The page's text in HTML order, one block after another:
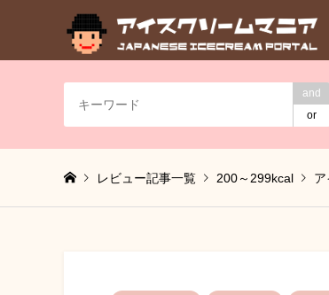
and
or
レビュー記事一覧 200～299kcal